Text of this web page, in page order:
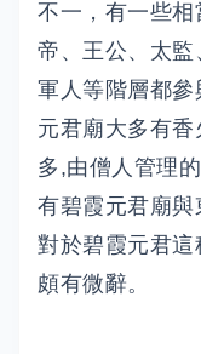
不一，有一些
帝、王公、太監
軍人等階層都
元君廟大多有
多,由僧人管理
有碧霞元君廟與
對於碧霞元君
頗有微辭。